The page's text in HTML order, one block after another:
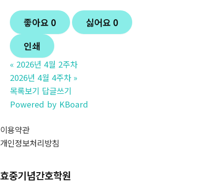
좋아요 0 싫어요 0
인쇄
« 2026년 4월 2주차
2026년 4월 4주차 »
목록보기 답글쓰기
Powered by KBoard
이용약관
개인정보처리방침
효중기념간호학원